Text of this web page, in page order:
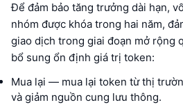
Để đảm bảo tăng trưởng dài hạn,
nhóm được khóa trong hai năm,
giao dịch trong giai đoạn mở rộng
bổ sung ổn định giá trị token:
Mua lại — mua lại token từ thị
và giảm nguồn cung lưu thông.